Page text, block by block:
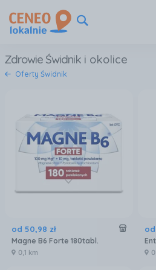
Zdrowie Świdnik i okolice
Oferty Świdnik
od 50,98 zł
Magne B6 Forte 180tabl.
0,1 km
od